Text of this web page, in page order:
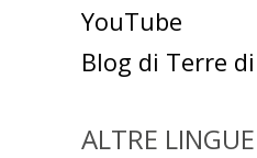
YouTube
Blog di Terre
ALTRE LINGUE